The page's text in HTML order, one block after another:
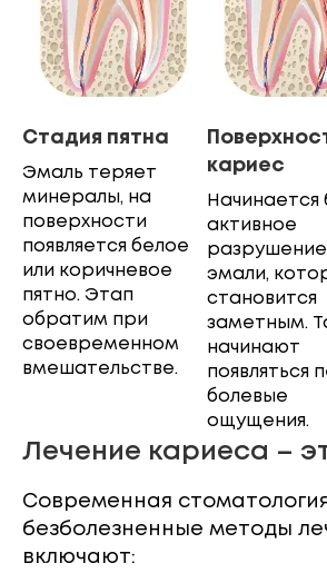
Стадия пятна
Эмаль теряет
минералы, на
поверхности
появляется белое
или коричневое
пятно. Этап
обратим при
своевременном
вмешательстве.
кариес
Начинается
активное
разрушение
эмали,
становится
заметным.
начинают
появляться
болевые
ощущения.
Лечение кариеса –
Современная
безболезненные методы
включают: